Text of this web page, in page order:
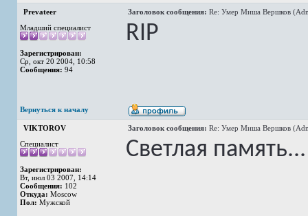
Prevateer Заголовок сообщения: Re: Умер Миша Вершков
Младший специалист
Зарегистрирован:
Ср, окт 20 2004, 10:58
Сообщения: 94
RIP
Вернуться к началу
VIKTOROV Заголовок сообщения: Re: Умер Миша Вершков
Специалист
Зарегистрирован:
Вт, июл 03 2007, 14:14
Сообщения: 102
Откуда: Moscow
Пол: Мужской
Светлая память...